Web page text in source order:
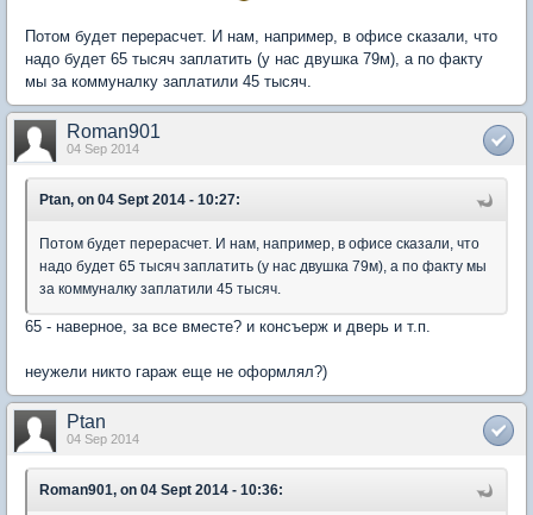
Потом будет перерасчет. И нам, например, в офисе сказали, что
надо будет 65 тысяч заплатить (у нас двушка 79м), а по факту
мы за коммуналку заплатили 45 тысяч.
Roman901
04 Sep 2014
Ptan, on 04 Sept 2014 - 10:27:
Потом будет перерасчет. И нам, например, в офисе сказали, что
надо будет 65 тысяч заплатить (у нас двушка 79м), а по факту мы
за коммуналку заплатили 45 тысяч.
65 - наверное, за все вместе? и консъерж и дверь и т.п.
неужели никто гараж еще не оформлял?)
Ptan
04 Sep 2014
Roman901, on 04 Sept 2014 - 10:36: